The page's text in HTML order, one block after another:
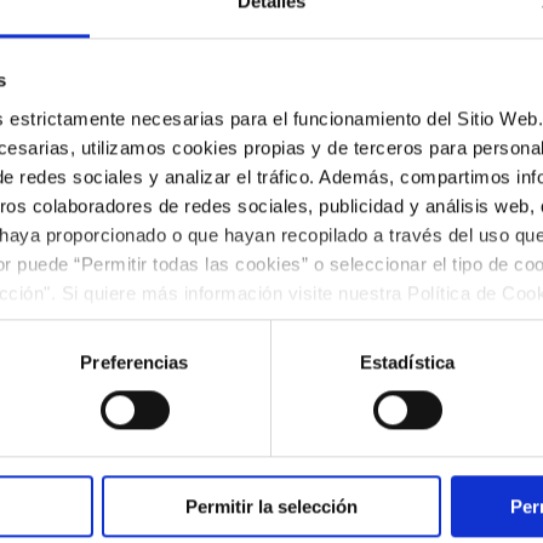
estrictamente necesarias para el funcionamiento del Sitio
utilizamos cookies propias y de terceros para
redes sociales y analizar el tráfico. Además, compartimos
colaboradores de redes sociales, publicidad y análisis web,
proporcionado o que hayan recopilado a través del uso
puede “Permitir todas las cookies” o seleccionar el tipo de
Si quiere más información visite nuestra Política de
las cookies en cualquier momento.”.
Preferencias Estadística
Permitir la selección
Música dentro del festivalMaestros de la
por una de las parejas de baile más
maestros como Paco de Lucía, Sabicas,
este gran músico en un entorno único. Un
Condal.